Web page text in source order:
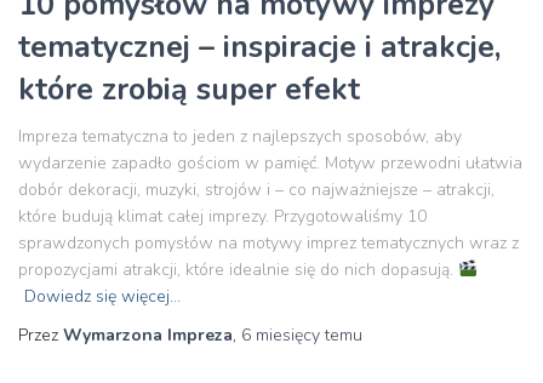
tematycznej – inspiracje i atrakcje,
które zrobią super efekt
Impreza tematyczna to jeden z najlepszych sposobów, aby
wydarzenie zapadło gościom w pamięć. Motyw przewodni ułatwia
dobór dekoracji, muzyki, strojów i – co najważniejsze – atrakcji,
które budują klimat całej imprezy. Przygotowaliśmy 10
sprawdzonych pomysłów na motywy imprez tematycznych wraz z
propozycjami atrakcji, które idealnie się do nich dopasują.
Dowiedz się więcej…
Przez Wymarzona Impreza, 6 miesięcytemu